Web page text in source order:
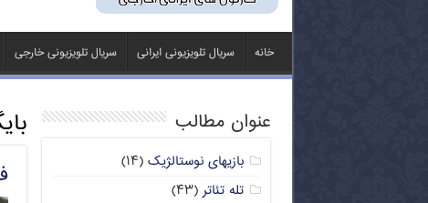
خانه سریال تلویزیونی ایرانی سریال تلویزیونی خارجی
عنوان مطالب
بازیهای نوستالژیک (۱۴)
تله تئاتر(۴۳)